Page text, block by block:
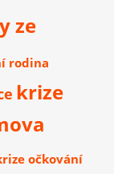
ze
rodina
krize
očkování